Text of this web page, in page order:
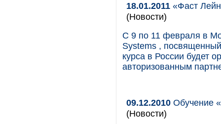
18.01.2011 «Фаст
(Новости)
С 9 по 11 февраля в
Systems ,
курса в России будет
авторизованным
09.12.2010 Обучение
(Новости)